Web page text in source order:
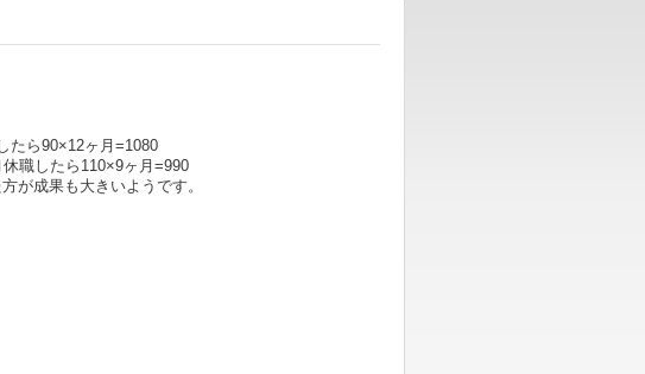
たら90×12ヶ月=1080
職したら110×9ヶ月=990
が成果も大きいよう です。